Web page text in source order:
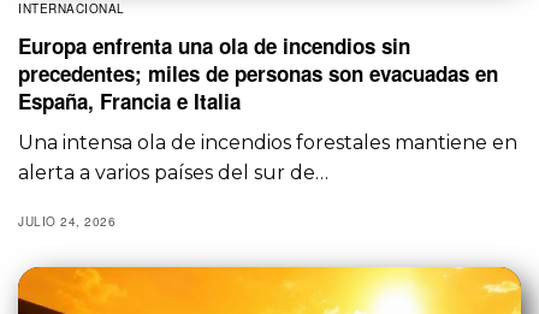
INTERNACIONAL
Europa enfrenta una ola de incendios sin
precedentes; miles de personas son evacuadas en
España, Francia e Italia
Una intensa ola de incendios forestales mantiene en
alerta a varios países del sur de…
JULIO 24, 2026